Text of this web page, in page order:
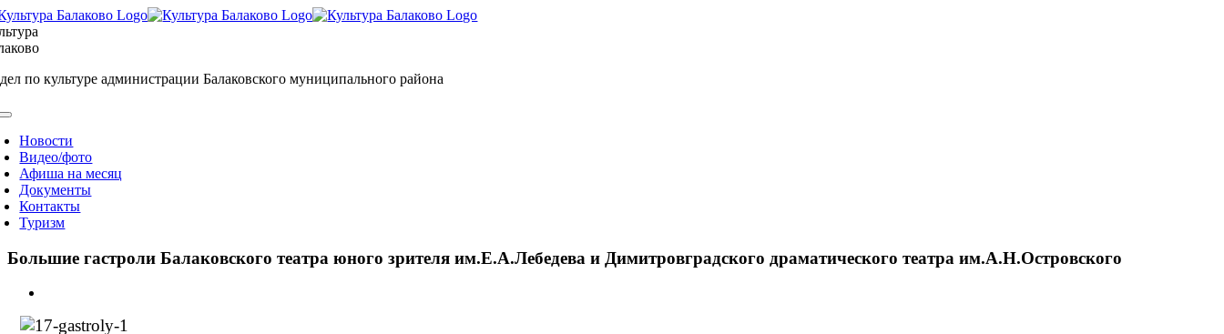
Skip
to
content
по культуре администрации Балаковского муниципального района
Новости
Видео/фото
Афиша на месяц
Документы
Контакты
Туризм
Большие гастроли Балаковского театра юного зрителя им.Е.А.Лебедева и Димитровградского драматического театра им.А.Н.Островского
Image